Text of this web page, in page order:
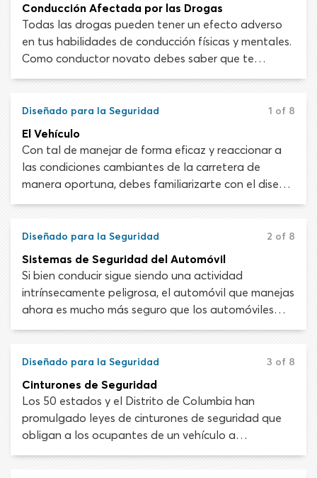
Conducción Afectada por las Drogas
Todas las drogas pueden tener un efecto adverso
en tus habilidades de conducción físicas y mentales.
Como conductor novato debes saber que te
pueden arrestar por DUI (conducir bajo la influencia)
una droga. Esto es tanto para medicamentos con
receta y de venta libra como para sustancias
recreativas.
Diseñado para la Seguridad 1 of 8
El Vehículo
Con tal de manejar de forma eficaz y reaccionar a
las condiciones cambiantes de la carretera de
manera oportuna, debes familiarizarte con el diseño
interno y externo de tu automóvil. Tener una buena
conductor.
Diseñado para la Seguridad 2 of 8
Sistemas de Seguridad del Automóvil
Si bien conducir sigue siendo una actividad
intrínsecamente peligrosa, el automóvil que manejas
ahora es mucho más seguro que los automóviles
que las personas manejaban hace 30 o 40 años.
los nuevos desarrollos en tecnología de seguridad y
las muchas formas en que se ha construido tu
automóvil para protegerte.
Diseñado para la Seguridad 3 of 8
Cinturones de Seguridad
Los 50 estados y el Distrito de Columbia han
promulgado leyes de cinturones de seguridad que
obligan a los ocupantes de un vehículo a
abrocharse. Siempre debes usar el cinturón de